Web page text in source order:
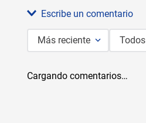
Escribe un comentario
Más reciente Todos
Cargando comentarios…